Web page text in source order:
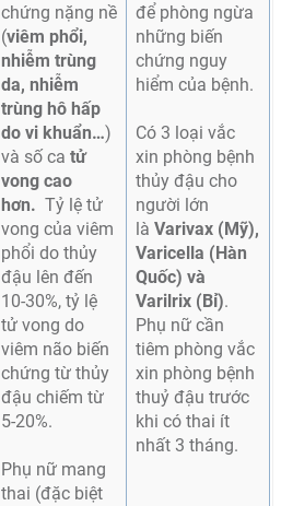
chứng nặng nề
(viêm phổi,
nhiễm trùng
da, nhiễm
trùng hô hấp
do vi khuẩn…)
và số ca tử
vong cao
hơn. Tỷ lệ tử
vong của viêm
phổi do thủy
đậu lên đến
10-30%, tỷ lệ
tử vong do
viêm não biến
chứng từ thủy
đậu chiếm từ
5-20%.
Phụ nữ mang
thai (đặc biệt
để phòng ngừa
những biến
chứng nguy
hiểm của bệnh.
Có 3 loại vắc
xin phòng bệnh
thủy đậu cho
người lớn
là Varivax (Mỹ),
Varicella (Hàn
Quốc) và
Varilrix (Bỉ).
Phụ nữ cần
tiêm phòng vắc
xin phòng bệnh
thuỷ đậu trước
khi có thai ít
nhất 3 tháng.